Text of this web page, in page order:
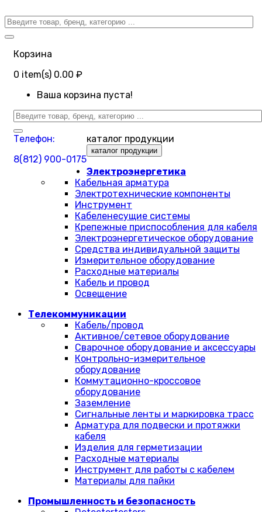
Корзина
0 item(s) 0.00 ₽
Ваша корзина пуста!
Телефон:
8(812) 900-0175
каталог продукции
каталог продукции
Электроэнергетика
Кабельная арматура
Электротехнические компоненты
Инструмент
Кабеленесущие системы
Крепежные приспособления для кабеля
Электроэнергетическое оборудование
Средства индивидуальной защиты
Измерительное оборудование
Расходные материалы
Кабель и провод
Освещение
Телекоммуникации
Кабель/провод
Активное/сетевое оборудование
Сварочное оборудование и аксессуары
Контрольно-измерительное
оборудование
Коммутационно-кроссовое
оборудование
Заземление
Сигнальные ленты и маркировка трасс
Арматура для подвески и протяжки
кабеля
Изделия для герметизации
Расходные материалы
Инструмент для работы с кабелем
Материалы для пайки
Промышленность и безопасность